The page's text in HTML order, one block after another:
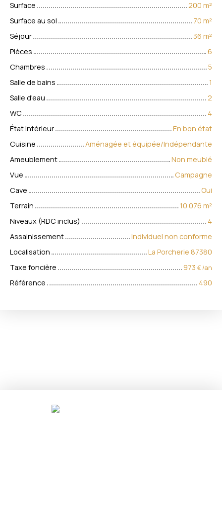
Surface
200 m²
Surface au sol
70 m²
Séjour
36 m²
Pièces
6
Chambres
5
Salle de bains
1
Salle d'eau
2
WC
4
État intérieur
En bon état
Cuisine
Aménagée et équipée/Indépendante
Ameublement
Non meublé
Vue
Campagne
Cave
Oui
Terrain
10 076 m²
Niveaux (RDC inclus)
4
Assainissement
Individuel non conforme
Localisation
La Porcherie 87380
Taxe foncière
973 € /an
Référence 490